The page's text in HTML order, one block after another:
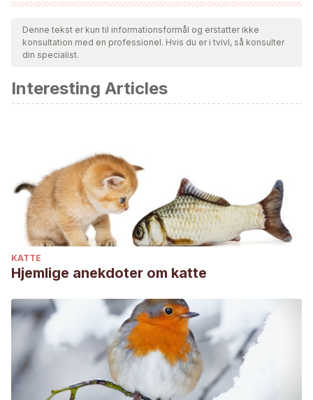
Alle citerede kilder blev grundigt gennemgået af vores team
for at sikre deres kvalitet, pålidelighed, aktualitet og validitet.
Bibliografien i denne artikel blev betragtet som pålidelig og af
Castellanos, I., Clarena, G., Rodríguez, T., Iregui, C., &
Arturo, C. (2005). Estructura histológica normal de la piel
Giraud, E., & Hollin, G. (2016). Care, laboratory beagles and
affective utopia. Theory, Culture & Society, 33(4), 27-49.
Rooney, N., Gaines, S., & Hiby, E. (2009). A practitioner’s
guide to working dog welfare. Journal of Veterinary
Behavior, 4(3), 127-134.
Denne tekst er kun til informationsformål og erstatter ikke
konsultation med en professionel. Hvis du er i tvivl, så konsulter
din specialist.
Interesting Articles
KATTE
Hjemlige anekdoter om katte